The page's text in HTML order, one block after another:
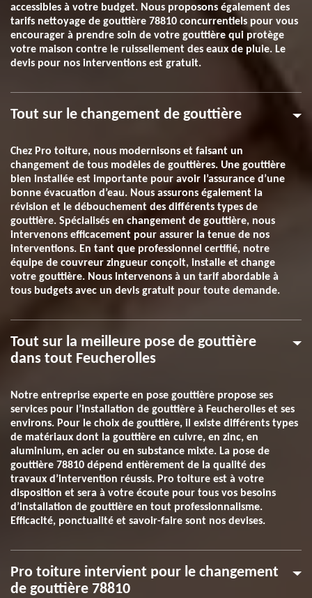
accessibles à votre budget. Nous proposons également des
tarifs nettoyage de gouttière 78810 concurrentiels pour vous
encourager à prendre soin de votre gouttière qui protège
votre maison contre le ruissellement des eaux de pluie. Le
devis pour nos interventions est gratuit.
Tout sur le changement de gouttière
Chez Pro toiture, nous modernisons et faisant un
changement de tous modèles de gouttières. Une gouttière
bien installée est importante pour avoir l’assurance d’une
bonne évacuation d’eau. Nous assurons également la
révision et le débouchement des différents types de
gouttière. Spécialisés en changement de gouttière, nous
intervenons efficacement pour assurer la tenue de nos
interventions. En tant que professionnel certifié, notre
équipe de couvreur zingueur conçoit, installe et change
votre gouttière. Nous intervenons à un tarif abordable à
tous budgets avec un devis gratuit pour toute demande.
Tout sur la meilleure pose de gouttière
dans tout Feucherolles
Notre entreprise experte en pose gouttière propose ses
services pour l’installation de gouttière à Feucherolles et ses
environs. Pour le choix de gouttière, il existe différents types
de matériaux dont la gouttière en cuivre, en zinc, en
aluminium, en acier ou en substance mixte. La pose de
gouttière 78810 dépend entièrement de la qualité des
travaux d’intervention réussis. Pro toiture est à votre
disposition et sera à votre écoute pour tous vos besoins
d’installation de gouttière en tout professionnalisme.
Efficacité, ponctualité et savoir-faire sont nos devises.
Pro toiture intervient pour le changement
de gouttière 78810